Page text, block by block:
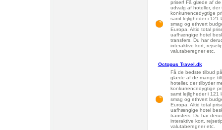
priser! Få glæde af de
udvalg af hoteller, der
konkurrencedygtige
samt lejligheder i 121
smag og ethvert
Europa. Altid total
uafhængige hotel
transfers. Du har
interaktive kort,
valutaberegner etc.
Octopus Travel.dk
Få de bedste tilbud
glæde af de mange
hoteller, der tilbyder
konkurrencedygtige
samt lejligheder i 121
smag og ethvert
Europa. Altid total
uafhængige hotel
transfers. Du har
interaktive kort,
valutaberegner etc.